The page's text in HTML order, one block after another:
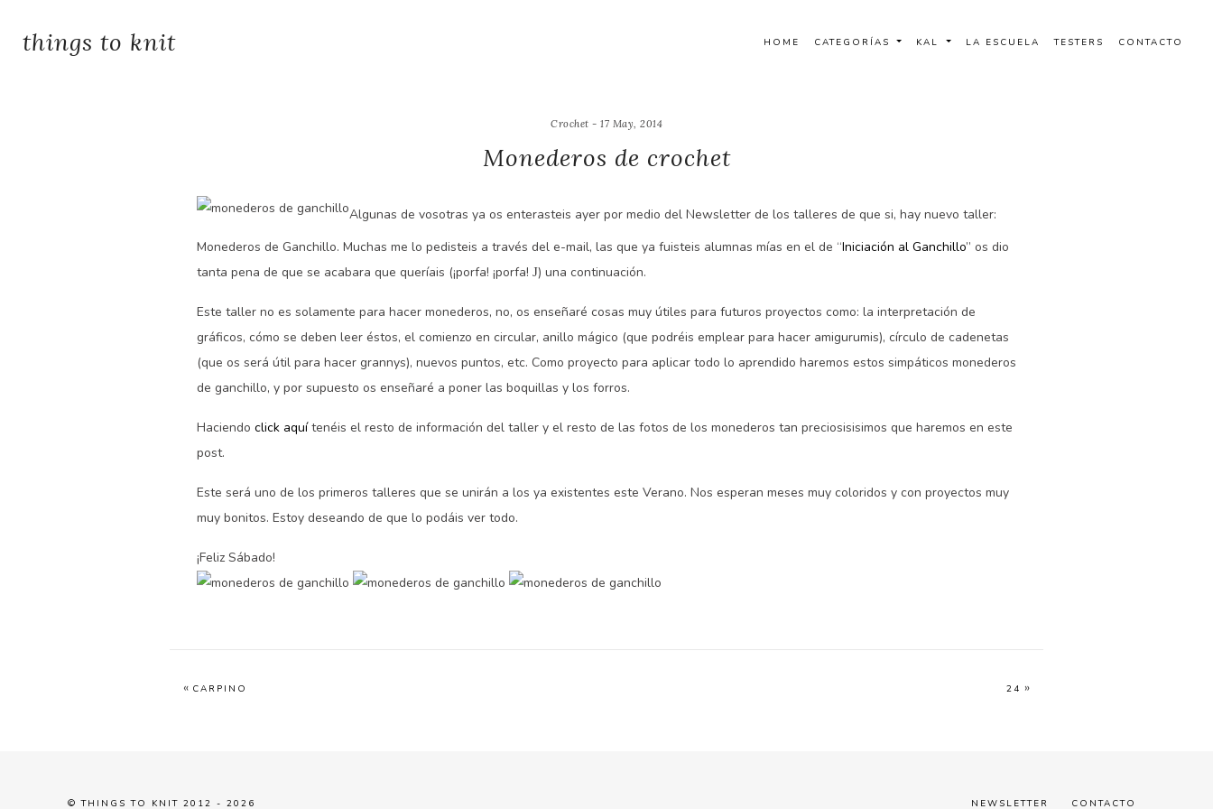
things to knit HOME CATEGORÍAS KAL LA ESCUELA TESTERS CONTACTO
Crochet - 17 May, 2014
Monederos de crochet
Algunas de vosotras ya os enterasteis ayer por medio del Newsletter de los talleres de que si, hay nuevo taller:
Monederos de Ganchillo. Muchas me lo pedisteis a través del e-mail, las que ya fuisteis alumnas mías en el de “Iniciación al Ganchillo” os dio
tanta pena de que se acabara que queríais (¡porfa! ¡porfa! J) una continuación.
Este taller no es solamente para hacer monederos, no, os enseñaré cosas muy útiles para futuros proyectos como: la interpretación de
gráficos, cómo se deben leer éstos, el comienzo en circular, anillo mágico (que podréis emplear para hacer amigurumis), círculo de cadenetas
(que os será útil para hacer grannys), nuevos puntos, etc. Como proyecto para aplicar todo lo aprendido haremos estos simpáticos monederos
de ganchillo, y por supuesto os enseñaré a poner las boquillas y los forros.
Haciendo click aquítenéis el resto de información del taller y el resto de las fotos de los monederos tan preciosisisimos que haremos en este
post.
Este será uno de los primeros talleres que se unirán a los ya existentes este Verano. Nos esperan meses muy coloridos y con proyectos muy
muy bonitos. Estoy deseando de que lo podáis ver todo.
¡Feliz Sábado!
« CARPINO 24 »
© THINGS TO KNIT 2012 - 2026 NEWSLETTER CONTACTO